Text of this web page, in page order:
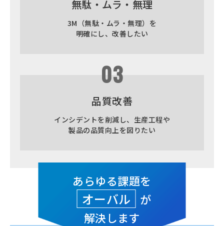
無駄・ムラ・無理
3M（無駄・ムラ・無理）を
明確にし、改善したい
03
品質改善
インシデントを削減し、生産工程や
製品の品質向上を図りたい
あらゆる課題を
オーバル
が
解決します